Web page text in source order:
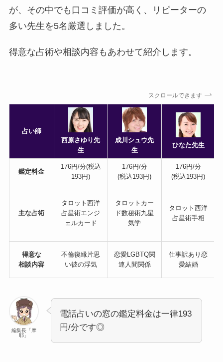
が、その中でも口コミ評価が高く、リピーターの
多い先生を5名厳選しました。
得意な占術や相談内容もあわせて紹介します。
スクロールできます
占い師
西原さゆり先
生
成川シュウ先
生
ひなた先生
鑑定料金
176円/分(税込
193円)
176円/分
(税込193円)
176円/分
(税込193円)
主な占術
タロット西洋
占星術エンジ
ェルカード
タロットカー
ド数秘術九星
気学
タロット西洋
占星術手相
得意な
相談内容
不倫復縁片思
い彼の浮気
恋愛LGBTQ関
連人間関係
仕事訳あり恋
愛結婚
編集長「摩
耶」
電話占いの窓の鑑定料金は一律193
円/分です◎